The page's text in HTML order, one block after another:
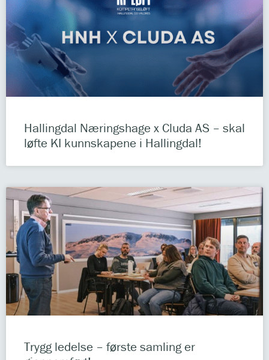
Hallingdal Næringshage x Cluda AS – skal
løfte KI kunnskapene i Hallingdal!
Trygg ledelse – første samling er